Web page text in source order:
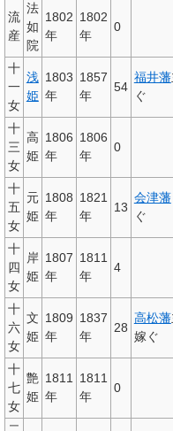
流
産
法
如
院
1802
年
1802
年
0
十
一
女
浅
姫
1803
年
1857
年
54
福井藩
ぐ
十
三
女
高
姫
1806
年
1806
年
0
十
五
女
元
姫
1808
年
1821
年
13
会津藩
ぐ
十
四
女
岸
姫
1807
年
1811
年
4
十
六
女
文
姫
1809
年
1837
年
28
高松藩
嫁ぐ
十
七
女
艶
姫
1811
年
1811
年
0